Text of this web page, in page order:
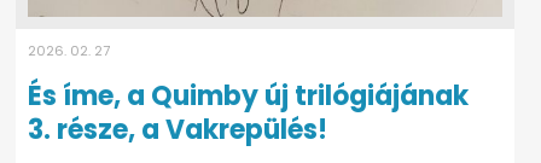
2026. 02. 27
És íme, a Quimby új trilógiájának
3. része, a Vakrepülés!